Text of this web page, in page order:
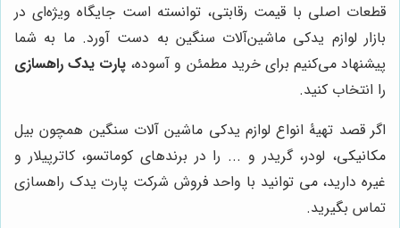
قطعات اصلی با قیمت رقابتی، توانسته است جایگاه ویژه‌ای در
بازار لوازم یدکی ماشین‌آلات سنگین به دست آورد. ما به شما
پیشنهاد می‌کنیم برای خرید مطمئن و آسوده، پارت یدک راهسازی
را انتخاب کنید.
اگر قصد تهیۀ انواع لوازم یدکی ماشین آلات سنگین همچون بیل
مکانیکی، لودر، گریدر و ... را در برندهای کوماتسو، کاترپیلار و
غیره دارید، می توانید با واحد فروش شرکت پارت یدک راهسازی
تماس بگیرید.